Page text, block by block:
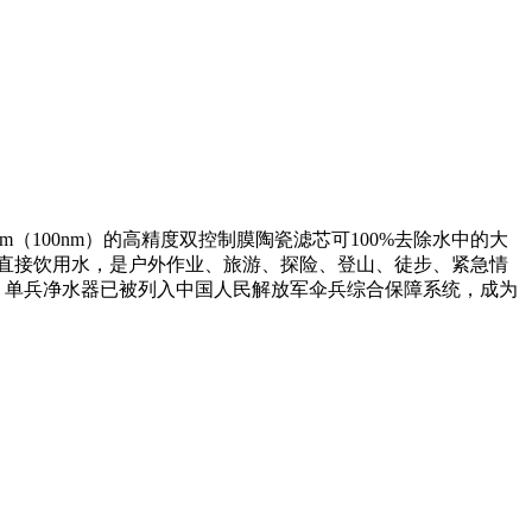
100nm）的高精度双控制膜陶瓷滤芯可100%去除水中的大
饮用水，是户外作业、旅游、探险、登山、徒步、紧急情
兵净水器已被列入中国人民解放军伞兵综合保障系统，成为